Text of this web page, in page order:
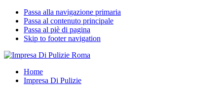
Passa alla navigazione primaria
Passa al contenuto principale
Passa al piè di pagina
Skip to footer navigation
Impresa Di Pulizie Roma
✅ Abitazioni e Attività Commerciali
Home
Impresa Di Pulizie